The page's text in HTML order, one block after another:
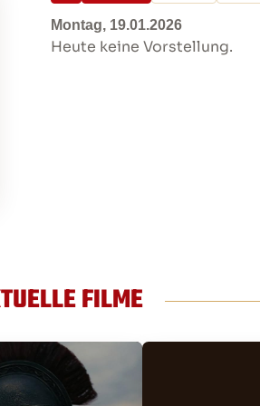
Montag, 19.01.2026
Heute keine Vorstellung.
FILME